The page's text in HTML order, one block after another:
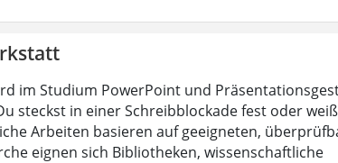
im Studium PowerPoint und
steckst in einer Schreibblockade fest oder
Arbeiten basieren auf geeigneten,
eignen sich Bibliotheken, wissenschaftliche